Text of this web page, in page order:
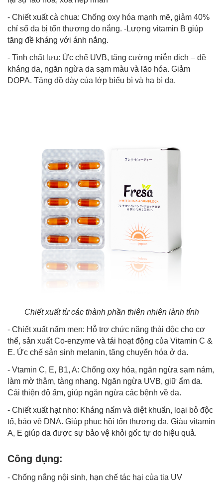
- Chiết xuất cà chua: Chống oxy hóa mạnh mẽ, giảm 40%
chỉ số da bị tổn thương do nắng. -Lượng vitamin B giúp
tăng đề kháng với ánh nắng.
- Tinh chất lựu: Ức chế UVB, tăng cường miễn dịch – đề
kháng da, ngăn ngừa da sạm màu và lão hóa. Giảm
DOPA. Tăng đồ dày của lớp biểu bì và hạ bì da.
Chiết xuất từ các thành phần thiên nhiên lành tính
- Chiết xuất nấm men: Hỗ trợ chức năng thải độc cho cơ
thể, sản xuất Co-enzyme và tái hoạt động của Vitamin C &
E. Ức chế sản sinh melanin, tăng chuyển hóa ở da.
- Vtamin C, E, B1, A: Chống oxy hóa, ngăn ngừa sạm nám,
làm mờ thâm, tàng nhang. Ngăn ngừa UVB, giữ ẩm da.
Cải thiện độ ẩm, giúp ngăn ngừa các bệnh về da.
- Chiết xuất hạt nho: Kháng nấm và diệt khuẩn, loại bỏ độc
tố, bảo vệ DNA. Giúp phục hồi tổn thương da. Giàu vitamin
A, E giúp da được sự bảo vệ khỏi gốc tự do hiệu quả.
Công dụng:
- Chống nắng nội sinh, hạn chế tác hại của tia UV